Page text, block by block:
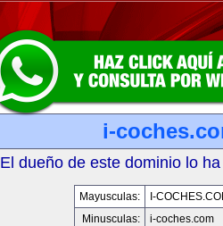
i-
El dueño de este dominio lo
Mayusculas:
I-
Minusculas:
i-coches.com